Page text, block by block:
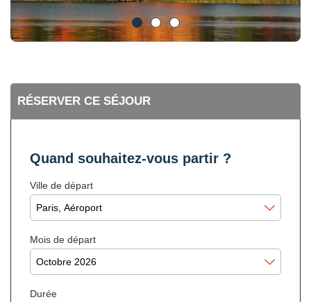
RÉSERVER CE SÉJOUR
Quand souhaitez-vous partir ?
Ville de départ
Mois de départ
Durée